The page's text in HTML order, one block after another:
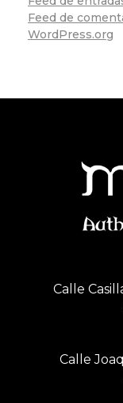
Feed de
WordPress.org
Calle
Calle